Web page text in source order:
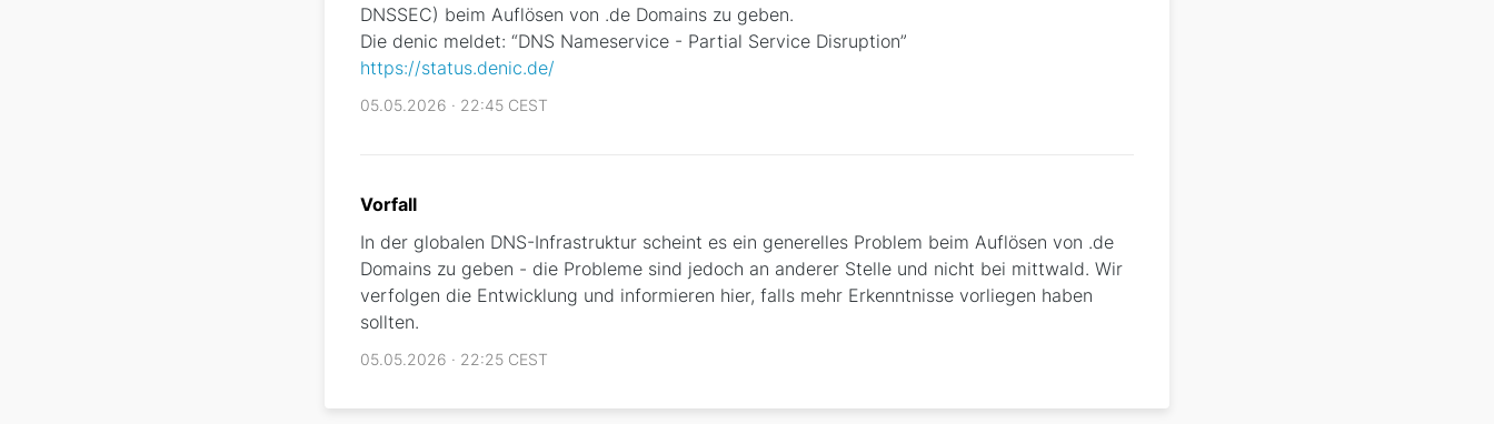
DNSSEC) beim Auflösen von .de Domains zu geben.
Die denic meldet: “DNS Nameservice - Partial Service Disruption”
https://status.denic.de/
05.05.2026 · 22:45 CEST
Vorfall
In der globalen DNS-Infrastruktur scheint es ein generelles Problem beim Auflösen von .de
Domains zu geben - die Probleme sind jedoch an anderer Stelle und nicht bei mittwald. Wir
verfolgen die Entwicklung und informieren hier, falls mehr Erkenntnisse vorliegen haben
sollten.
05.05.2026 · 22:25 CEST